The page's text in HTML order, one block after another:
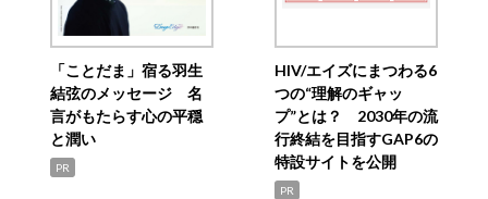
「ことだま」宿る羽生
結弦のメッセージ 名
言がもたらす心の平穏
と潤い
PR
HIV/エイズにまつわる6
つの“理解のギャッ
プ”とは？ 2030年の流
行終結を目指すGAP6の
特設サイトを公開
PR